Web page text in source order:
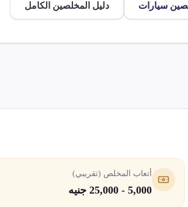
سيارات دليل المخلصين الكامل
أتعاب المخلص (تقريبي)
5,000 - 25,000 جنيه